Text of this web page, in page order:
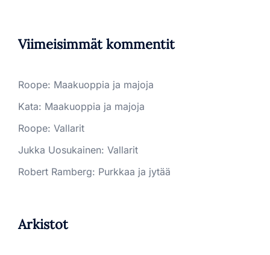
Viimeisimmät kommentit
Roope: Maakuoppia ja majoja
Kata: Maakuoppia ja majoja
Roope: Vallarit
Jukka Uosukainen: Vallarit
Robert Ramberg: Purkkaa ja jytää
Arkistot